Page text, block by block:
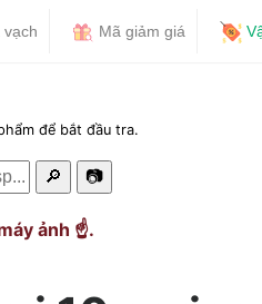
vạch Mã giảm giá
để bắt đầu tra.
🔎 📷
ảnh ☝️.